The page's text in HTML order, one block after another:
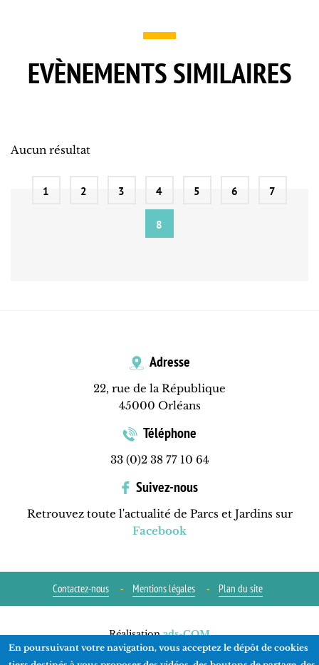
EVÈNEMENTS SIMILAIRES
Aucun résultat
1 2 3 4 5 6 7
8
Adresse
22, rue de la République
45000 Orléans
Téléphone
33 (0)2 38 77 10 64
Suivez-nous
Retrouvez toute l'actualité de Parcs et Jardins sur
Facebook
Contactez-nous Mentions légales Plan du site
Réalisationads-COM
En poursuivant votre navigation, vous acceptez le dépôt de cookies